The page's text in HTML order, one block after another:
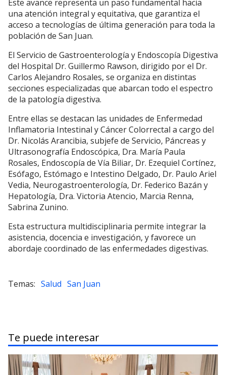
Este avance representa un paso fundamental hacia
una atención integral y equitativa, que garantiza el
acceso a tecnologías de última generación para toda la
población de San Juan.
El Servicio de Gastroenterología y Endoscopía Digestiva
del Hospital Dr. Guillermo Rawson, dirigido por el Dr.
Carlos Alejandro Rosales, se organiza en distintas
secciones especializadas que abarcan todo el espectro
de la patología digestiva.
Entre ellas se destacan las unidades de Enfermedad
Inflamatoria Intestinal y Cáncer Colorrectal a cargo del
Dr. Nicolás Arancibia, subjefe de Servicio, Páncreas y
Ultrasonografía Endoscópica, Dra. María Paula
Rosales, Endoscopía de Vía Biliar, Dr. Ezequiel Cortínez,
Esófago, Estómago e Intestino Delgado, Dr. Paulo Ariel
Vedia, Neurogastroenterología, Dr. Federico Bazán y
Hepatología, Dra. Victoria Atencio, Marcia Renna,
Sabrina Zunino.
Esta estructura multidisciplinaria permite integrar la
asistencia, docencia e investigación, y favorece un
abordaje coordinado de las enfermedades digestivas.
Salud San Juan
Te puede interesar